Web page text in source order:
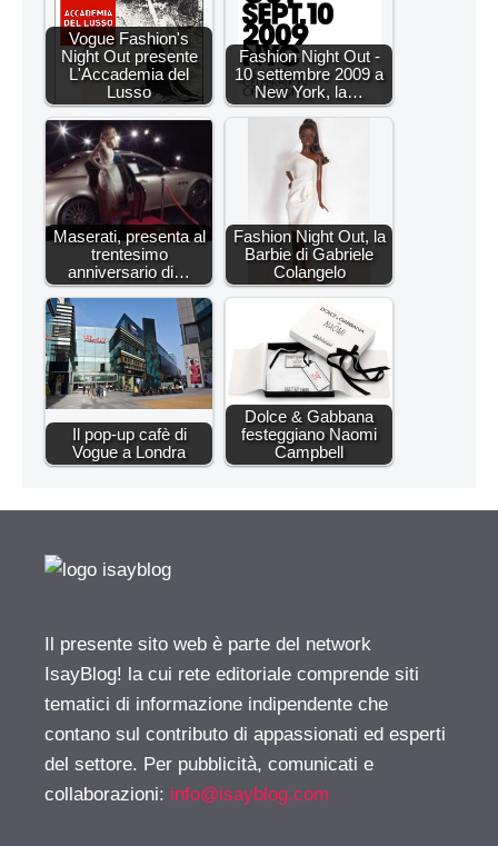
Vogue Fashion's
Night Out presente
L'Accademia del
Lusso
Fashion Night Out -
10 settembre 2009 a
New York, la…
Maserati, presenta al
trentesimo
anniversario di…
Fashion Night Out, la
Barbie di Gabriele
Colangelo
Il pop-up cafè di
Vogue a Londra
Dolce & Gabbana
festeggiano Naomi
Campbell
Il presente sito web è parte del network
IsayBlog! la cui rete editoriale comprende siti
tematici di informazione indipendente che
contano sul contributo di appassionati ed esperti
del settore. Per pubblicità, comunicati e
collaborazioni: info@isayblog.com